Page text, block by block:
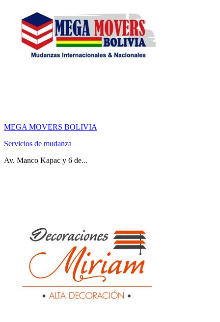
MEGA MOVERS BOLIVIA
Servicios de mudanza
Av. Manco Kapac y 6 de...